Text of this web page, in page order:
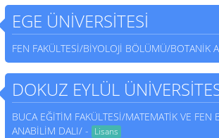
EGE ÜNİVERSİTESİ
FEN FAKÜLTESİ/BİYOLOJİ BÖLÜMÜ/BOTANİK
DOKUZ EYLÜL
BUCA EĞİTİM FAKÜLTESİ/MATEMATİK VE
ANABİLİM DALI/ - Lisans